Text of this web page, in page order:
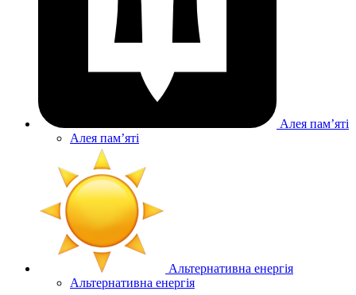
Алея памʼяті
Алея памʼяті
Альтернативна енергія
Альтернативна енергія